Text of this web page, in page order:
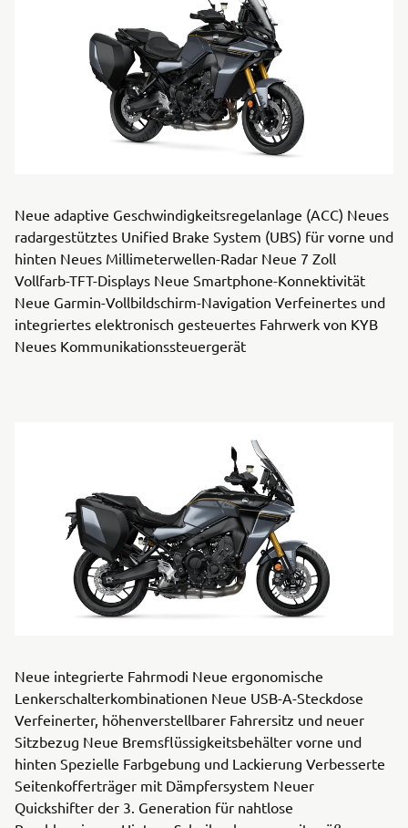
Neue adaptive Geschwindigkeitsregelanlage (ACC) Neues
radargestütztes Unified Brake System (UBS) für vorne und
hinten Neues Millimeterwellen-Radar Neue 7 Zoll
Vollfarb-TFT-Displays Neue Smartphone-Konnektivität
Neue Garmin-Vollbildschirm-Navigation Verfeinertes und
integriertes elektronisch gesteuertes Fahrwerk von KYB
Neues Kommunikationssteuergerät
Neue integrierte Fahrmodi Neue ergonomische
Lenkerschalterkombinationen Neue USB-A-Steckdose
Verfeinerter, höhenverstellbarer Fahrersitz und neuer
Sitzbezug Neue Bremsflüssigkeitsbehälter vorne und
hinten Spezielle Farbgebung und Lackierung Verbesserte
Seitenkofferträger mit Dämpfersystem Neuer
Quickshifter der 3. Generation für nahtlose